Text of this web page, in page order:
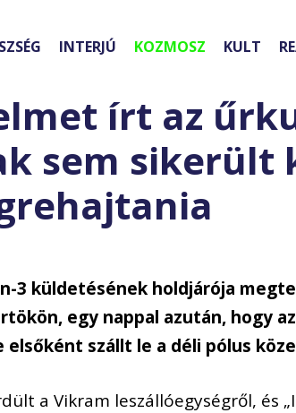
INTERJÚ KOZMOSZ KULT
írt az
sem
3 küldetésének holdjárója
egy nappal azután, hogy
elsőként szállt le a déli pólus
a Vikram leszállóegységről, és